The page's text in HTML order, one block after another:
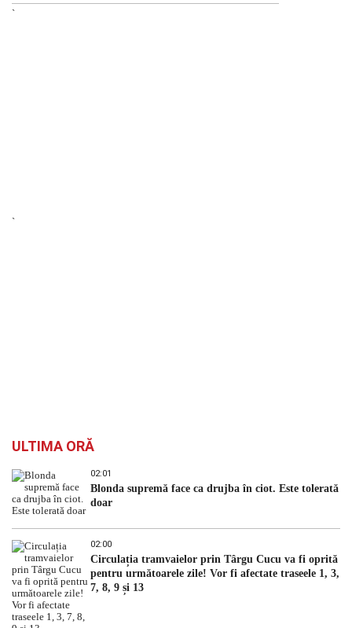
`
`
ULTIMA ORĂ
02:01
Blonda supremă face ca drujba în ciot. Este tolerată
doar
02:00
Circulația tramvaielor prin Târgu Cucu va fi oprită
pentru următoarele zile! Vor fi afectate traseele 1, 3,
7, 8, 9 și 13